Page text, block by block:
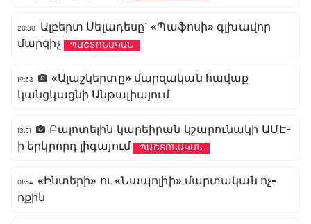
20:30
Ալբերտ Սելադեսը` «Պաֆոսի» գլխավոր
մարզիչ
ՊԱՇՏՈՆԱԿԱՆ
19:53
«Ալաշկերտը» մարզական հավաք
կանցկացնի Անթալիայում
13:51
Բալոտելին կարեիրան կշարունակի ԱՄԷ-
ի երկրորդ լիգայում
ՊԱՇՏՈՆԱԿԱՆ
01:54 «Ինտերի» ու «Նապոլիի» մարտական ոչ-
ոքին